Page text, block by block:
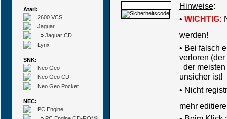
Atari:
2600 VCS
Jaguar
» Jaguar CD
Lynx
SNK:
Neo Geo
Neo Geo CD
Neo Geo Pocket
NEC:
PC Engine
Hinweise:
• WICHTIG:
werden!
• Bei falsch
verloren
der
unsicher ist!
• Nicht
mehr